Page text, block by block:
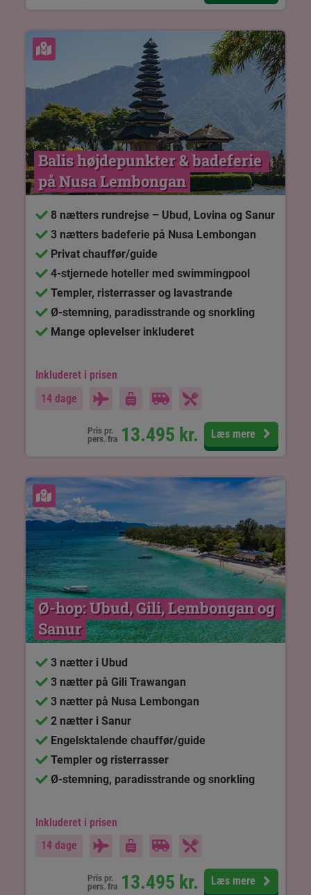
Balis højdepunkter & badeferie
på Nusa Lembongan
8 nætters rundrejse – Ubud, Lovina og Sanur
3 nætters badeferie på Nusa Lembongan
Privat chauffør/guide
4-stjernede hoteller med swimmingpool
Templer, risterrasser og lavastrande
Ø-stemning, paradisstrande og snorkling
Mange oplevelser inkluderet
Inkluderet i prisen
14 dage
Pris pr.
pers. fra 13.495 kr. Læs mere
Se kort
Ø-hop: Ubud, Gili, Lembongan og
Sanur
3 nætter i Ubud
3 nætter på Gili Trawangan
3 nætter på Nusa Lembongan
2 nætter i Sanur
Engelsktalende chauffør/guide
Templer og risterrasser
Ø-stemning, paradisstrande og snorkling
Inkluderet i prisen
14 dage
Pris pr.
pers. fra 13.495 kr. Læs mere